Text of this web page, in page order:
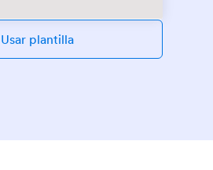
Usar plantilla